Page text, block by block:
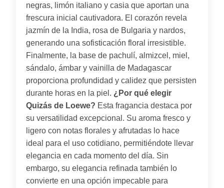
negras, limón italiano y casia que aportan una
frescura inicial cautivadora. El corazón revela
jazmín de la India, rosa de Bulgaria y nardos,
generando una sofisticación floral irresistible.
Finalmente, la base de pachulí, almizcel, miel,
sándalo, ámbar y vainilla de Madagascar
proporciona profundidad y calidez que persisten
durante horas en la piel. ¿Por qué elegir
Quizás de Loewe? Esta fragancia destaca por
su versatilidad excepcional. Su aroma fresco y
ligero con notas florales y afrutadas lo hace
ideal para el uso cotidiano, permitiéndote llevar
elegancia en cada momento del día. Sin
embargo, su elegancia refinada también lo
convierte en una opción impecable para